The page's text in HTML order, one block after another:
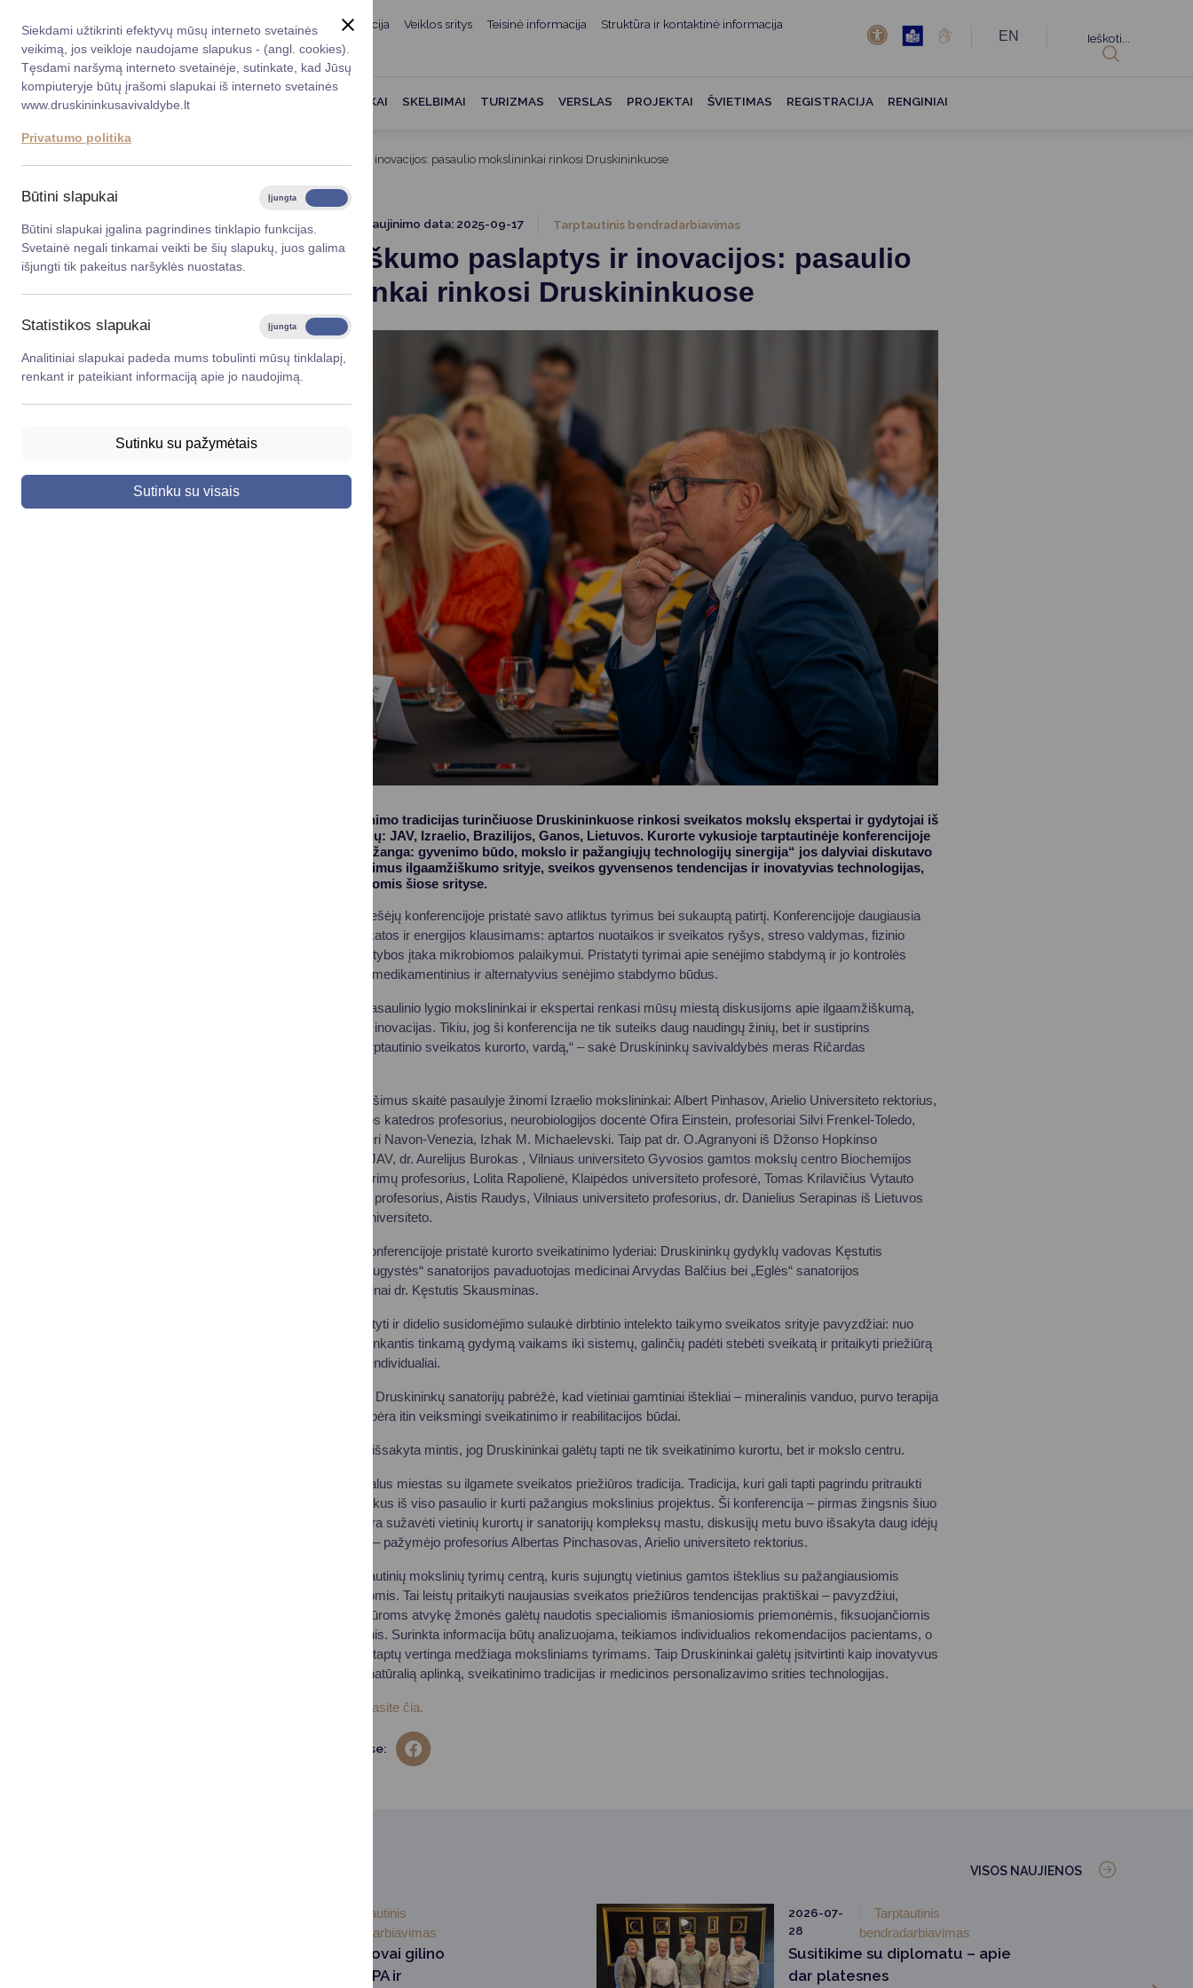
Siekdami užtikrinti efektyvų mūsų interneto svetainės
veikimą, jos veikloje naudojame slapukus - (angl. cookies).
Tęsdami naršymą interneto svetainėje, sutinkate, kad Jūsų
kompiuteryje būtų įrašomi slapukai iš interneto svetainės
www.druskininkusavivaldybe.lt
Privatumo politika
Būtini slapukai Įjungta
Būtini slapukai įgalina pagrindines tinklapio funkcijas.
Svetainė negali tinkamai veikti be šių slapukų, juos galima
išjungti tik pakeitus naršyklės nuostatas.
Statistikos slapukai Įjungta
Analitiniai slapukai padeda mums tobulinti mūsų tinklalapį,
renkant ir pateikiant informaciją apie jo naudojimą.
Sutinku su pažymėtais
Sutinku su visais
Taryba Meras
Registruokitės priėmimui
Vicemerai
Mero patarėja
Administracija
Administracinė informacija
Savivaldybės administracijos
Planavimo dokumentai
Korupcijos prevencija
Viešieji pirkimai
Lygios galimybės
Savivaldybės remiami
Finansų valdymas ir apskaita
Veiklos sritys Teisinė informacija
Norminiai teisės aktai
Mero potvarkiai
teisinė pagalba
Teisės aktų pažeidimai
reguliavimo poveikio ex post
vertinimas
Vartotojų teisių apsauga
Pranešėjų apsauga
Asmens duomenų apsauga
Struktūra ir kontaktinė informacija
Konsultavimasis su
Karjera DUK
EN
DRUSKININKAI SKELBIMAI TURIZMAS VERSLAS PROJEKTAI ŠVIETIMAS REGISTRACIJA RENGINIAI
Ilgaamžiškumo paslaptys ir inovacijos: pasaulio mokslininkai rinkosi Druskininkuose
2025-09-11 Atnaujinimo data: 2025-09-17 Tarptautinis bendradarbiavimas
Ilgaamžiškumo paslaptys ir inovacijos: pasaulio
mokslininkai rinkosi Druskininkuose
Ilgaamžes sveikatinimo tradicijas turinčiuose Druskininkuose rinkosi sveikatos mokslų ekspertai ir gydytojai iš
įvairių pasaulio šalių: JAV, Izraelio, Brazilijos, Ganos, Lietuvos. Kurorte vykusioje tarptautinėje konferencijoje
„Sveikatingumo pažanga: gyvenimo būdo, mokslo ir pažangiųjų technologijų sinergija“ jos dalyviai diskutavo
apie mokslinius tyrimus ilgaamžiškumo srityje, sveikos gyvensenos tendencijas ir inovatyvias technologijas,
dalijosi savo įžvalgomis šiose srityse.
Daugiau nei 30 pranešėjų konferencijoje pristatė savo atliktus tyrimus bei sukauptą patirtį. Konferencijoje daugiausia
dėmesio skirta sveikatos ir energijos klausimams: aptartos nuotaikos ir sveikatos ryšys, streso valdymas, fizinio
aktyvumo nauda, mitybos įtaka mikrobiomos palaikymui. Pristatyti tyrimai apie senėjimo stabdymą ir jo kontrolės
būdus. Kalbėta apie medikamentinius ir alternatyvius senėjimo stabdymo būdus.
„Džiaugiamės, jog pasaulinio lygio mokslininkai ir ekspertai renkasi mūsų miestą diskusijoms apie ilgaamžiškumą,
sveiką gyvenseną ir inovacijas. Tikiu, jog ši konferencija ne tik suteiks daug naudingų žinių, bet ir sustiprins
Druskininkų, kaip tarptautinio sveikatos kurorto, vardą,“ – sakė Druskininkų savivaldybės meras Ričardas
Konferencijoje pranešimus skaitė pasaulyje žinomi Izraelio mokslininkai: Albert Pinhasov, Arielio Universiteto rektorius,
Molekulinės biologijos katedros profesorius, neurobiologijos docentė Ofira Einstein, profesoriai Silvi Frenkel-Toledo,
Gary Gellerman, Shiri Navon-Venezia, Izhak M. Michaelevski. Taip pat dr. O.Agranyoni iš Džonso Hopkinso
medicinos instituto, JAV, dr. Aurelijus Burokas , Vilniaus universiteto Gyvosios gamtos mokslų centro Biochemijos
instituto mokslinių tyrimų profesorius, Lolita Rapolienė, Klaipėdos universiteto profesorė, Tomas Krilavičius Vytauto
Didžiojo universiteto profesorius, Aistis Raudys, Vilniaus universiteto profesorius, dr. Danielius Serapinas iš Lietuvos
Sveikatos mokslų universiteto.
Druskininkų patirtį konferencijoje pristatė kurorto sveikatinimo lyderiai: Druskininkų gydyklų vadovas Kęstutis
Ramanauskas, „Draugystės“ sanatorijos pavaduotojas medicinai Arvydas Balčius bei „Eglės“ sanatorijos
pavaduotojas medicinai dr. Kęstutis Skausminas.
Konferencijoje pristatyti ir didelio susidomėjimo sulaukė dirbtinio intelekto taikymo sveikatos srityje pavyzdžiai: nuo
pagalbos tėvams, renkantis tinkamą gydymą vaikams iki sistemų, galinčių padėti stebėti sveikatą ir pritaikyti priežiūrą
kiekvienam žmogui individualiai.
Lietuvos gydytojai iš Druskininkų sanatorijų pabrėžė, kad vietiniai gamtiniai ištekliai – mineralinis vanduo, purvo terapija
ir balneoterapija – tebėra itin veiksmingi sveikatinimo ir reabilitacijos būdai.
Konferencijoje buvo išsakyta mintis, jog Druskininkai galėtų tapti ne tik sveikatinimo kurortu, bet ir mokslo centru.
„Druskininkai – unikalus miestas su ilgamete sveikatos priežiūros tradicija. Tradicija, kuri gali tapti pagrindu pritraukti
geriausius mokslininkus iš viso pasaulio ir kurti pažangius mokslinius projektus. Ši konferencija – pirmas žingsnis šiuo
keliu. Mokslininkai yra sužavėti vietinių kurortų ir sanatorijų kompleksų mastu, diskusijų metu buvo išsakyta daug idėjų
bendradarbiavimui“, – pažymėjo profesorius Albertas Pinchasovas, Arielio universiteto rektorius.
Pasiūlyta įkurti tarptautinių mokslinių tyrimų centrą, kuris sujungtų vietinius gamtos išteklius su pažangiausiomis
pasaulio technologijomis. Tai leistų pritaikyti naujausias sveikatos priežiūros tendencijas praktiškai – pavyzdžiui,
sveikatinimo procedūroms atvykę žmonės galėtų naudotis specialiomis išmaniosiomis priemonėmis, fiksuojančiomis
jų sveikatos duomenis. Surinkta informacija būtų analizuojama, teikiamos individualios rekomendacijos pacientams, o
kartu šie duomenys taptų vertinga medžiaga moksliniams tyrimams. Taip Druskininkai galėtų įsitvirtinti kaip inovatyvus
kurortas, jungiantis natūralią aplinką, sveikatinimo tradicijas ir medicinos personalizavimo srities technologijas.
Daugiau nuotraukų rasite čia.
Dalintis soc. tinkluose:
VISOS NAUJIENOS
Tarptautinis
bendradarbiavimas
Druskininkų atstovai gilino
žinias Europos SPA ir
2026-07-
28
Tarptautinis
bendradarbiavimas
Susitikime su diplomatu – apie
dar platesnes